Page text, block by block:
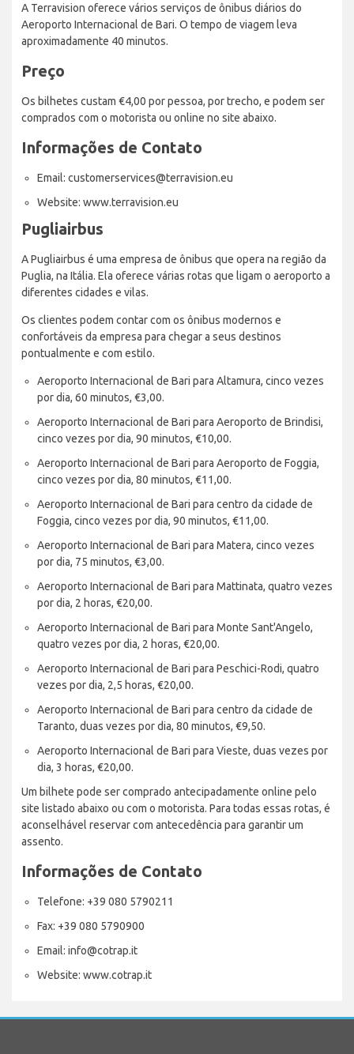
A Terravision oferece vários serviços de ônibus diários do
Aeroporto Internacional de Bari. O tempo de viagem leva
aproximadamente 40 minutos.
Preço
Os bilhetes custam €4,00 por pessoa, por trecho, e podem ser
comprados com o motorista ou online no site abaixo.
Informações de Contato
Email: customerservices@terravision.eu
Website: www.terravision.eu
Pugliairbus
A Pugliairbus é uma empresa de ônibus que opera na região da
Puglia, na Itália. Ela oferece várias rotas que ligam o aeroporto a
diferentes cidades e vilas.
Os clientes podem contar com os ônibus modernos e
confortáveis da empresa para chegar a seus destinos
pontualmente e com estilo.
Aeroporto Internacional de Bari para Altamura, cinco vezes
por dia, 60 minutos, €3,00.
Aeroporto Internacional de Bari para Aeroporto de Brindisi,
cinco vezes por dia, 90 minutos, €10,00.
Aeroporto Internacional de Bari para Aeroporto de Foggia,
cinco vezes por dia, 80 minutos, €11,00.
Aeroporto Internacional de Bari para centro da cidade de
Foggia, cinco vezes por dia, 90 minutos, €11,00.
Aeroporto Internacional de Bari para Matera, cinco vezes
por dia, 75 minutos, €3,00.
Aeroporto Internacional de Bari para Mattinata, quatro vezes
por dia, 2 horas, €20,00.
Aeroporto Internacional de Bari para Monte Sant'Angelo,
quatro vezes por dia, 2 horas, €20,00.
Aeroporto Internacional de Bari para Peschici-Rodi, quatro
vezes por dia, 2,5 horas, €20,00.
Aeroporto Internacional de Bari para centro da cidade de
Taranto, duas vezes por dia, 80 minutos, €9,50.
Aeroporto Internacional de Bari para Vieste, duas vezes por
dia, 3 horas, €20,00.
Um bilhete pode ser comprado antecipadamente online pelo
site listado abaixo ou com o motorista. Para todas essas rotas, é
aconselhável reservar com antecedência para garantir um
assento.
Informações de Contato
Telefone: +39 080 5790211
Fax: +39 080 5790900
Email: info@cotrap.it
Website: www.cotrap.it